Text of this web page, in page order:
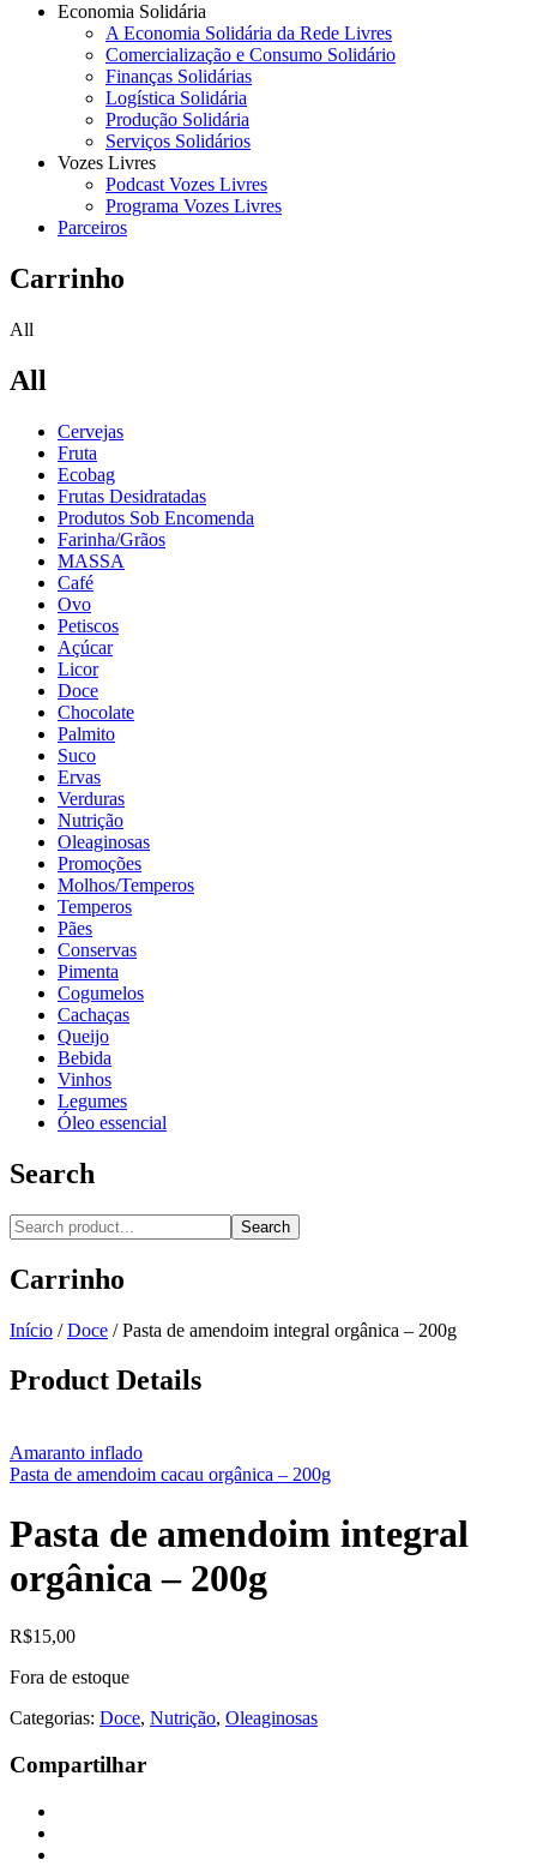
Economia Solidária
A Economia Solidária da Rede Livres
Comercialização e Consumo Solidário
Finanças Solidárias
Logística Solidária
Produção Solidária
Serviços Solidários
Vozes Livres
Podcast Vozes Livres
Programa Vozes Livres
Parceiros
Carrinho
All
All
Cervejas
Fruta
Ecobag
Frutas Desidratadas
Produtos Sob Encomenda
Farinha/Grãos
MASSA
Café
Ovo
Petiscos
Açúcar
Licor
Doce
Chocolate
Palmito
Suco
Ervas
Verduras
Nutrição
Oleaginosas
Promoções
Molhos/Temperos
Temperos
Pães
Conservas
Pimenta
Cogumelos
Cachaças
Queijo
Bebida
Vinhos
Legumes
Óleo essencial
Search
Search
Carrinho
Início / Doce /Pasta de amendoim integral orgânica – 200g
Product Details
Amaranto inflado
Pasta de amendoim cacau orgânica – 200g
Pasta de amendoim integral
orgânica – 200g
R$15,00
Fora de estoque
Categorias: Doce, Nutrição, Oleaginosas
Compartilhar